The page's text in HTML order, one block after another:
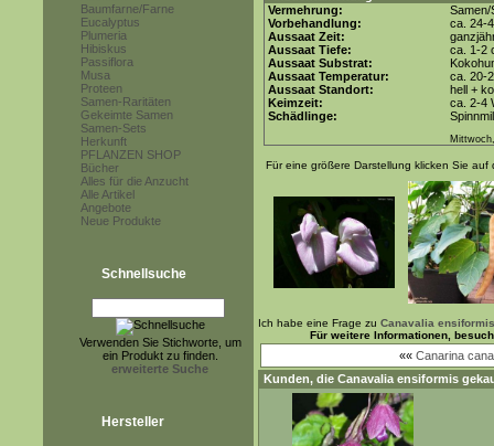
Baumfarne/Farne
Eucalyptus
Plumeria
Hibiskus
Passiflora
Musa
Proteen
Samen-Raritäten
Gekeimte Samen
Samen-Sets
Herkunft
PFLANZEN SHOP
Bücher
Alles für die Anzucht
Alle Artikel
Angebote
Neue Produkte
Schnellsuche
Verwenden Sie Stichworte, um
ein Produkt zu finden.
erweiterte Suche
Hersteller
Vermehrung:
Samen/
Vorbehandlung:
ca. 24-
Aussaat Zeit:
Aussaat Tiefe:
ca. 1-2
Aussaat Substrat:
Aussaat Temperatur:
ca. 20-
Aussaat Standort:
hell +
Keimzeit:
ca. 2-4
Schädlinge:
Für eine größere Darstellung klicken Sie auf
Ich habe eine Frage zu Canavalia ensiformis
Für weitere Informationen,
«« Canarina
Kunden, die Canavalia ensiformis